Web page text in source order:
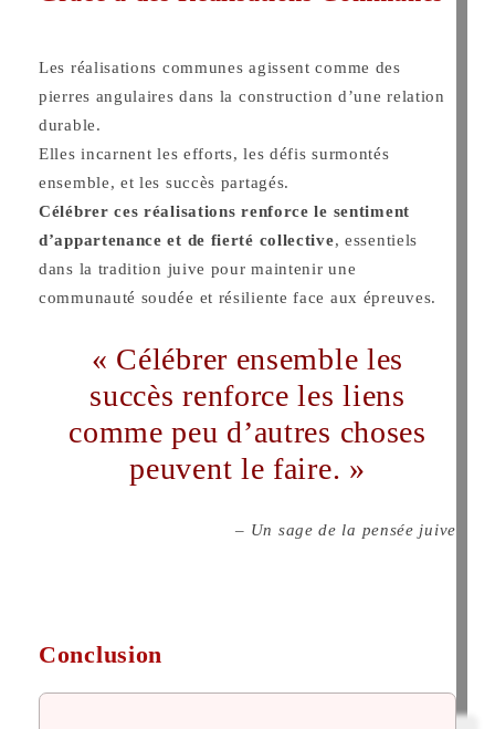
Les réalisations communes agissent comme des
pierres angulaires dans la construction d’une relation
durable.
Elles incarnent les efforts, les défis surmontés
ensemble, et les succès partagés.
Célébrer ces réalisations renforce le sentiment
d’appartenance et de fierté collective, essentiels
dans la tradition juive pour maintenir une
communauté soudée et résiliente face aux épreuves.
« Célébrer ensemble les
succès renforce les liens
comme peu d’autres choses
peuvent le faire. »
– Un sage de la pensée juive
Conclusion